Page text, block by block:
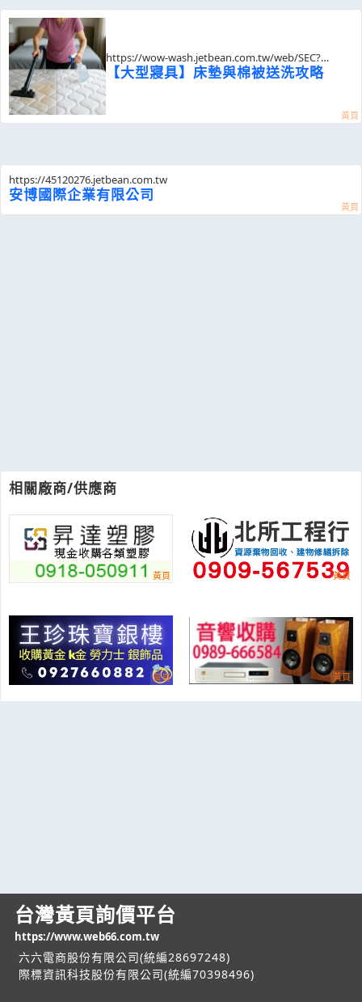
相關廠商/供應商
https://wow-wash.jetbean.com.tw/web/SEC?
postId=1355138
【大型寢具】床墊與棉被送洗攻略
https://45120276.jetbean.com.tw
安博國際企業有限公司
台灣黃頁詢價平台
https://www.web66.com.tw
六六電商股份有限公司(統編28697248)
際標資訊科技股份有限公司(統編70398496)